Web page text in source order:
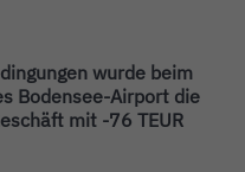
wurde beim
Bodensee-Airport die
mit -76 TEUR